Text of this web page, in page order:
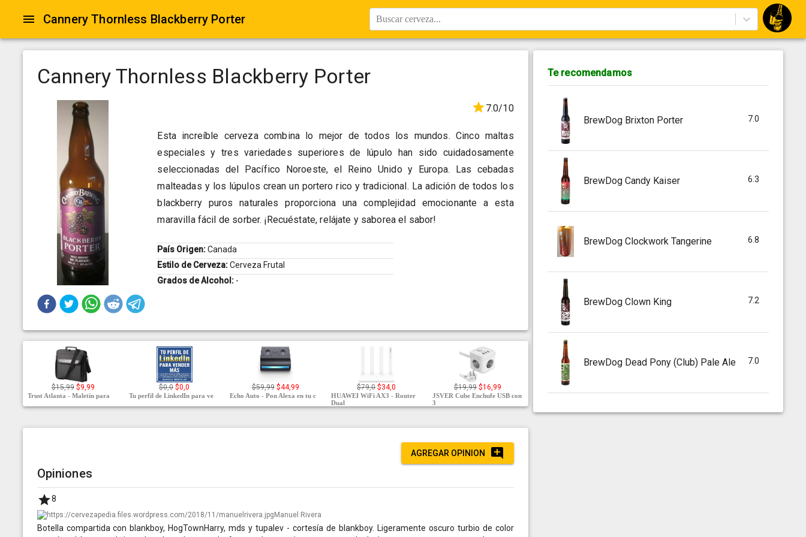
Cannery Thornless Blackberry Porter Buscar cerveza...
Cannery Thornless Blackberry Porter
7.0/10
Esta increíble cerveza combina lo mejor de todos los mundos. Cinco maltas
especiales y tres variedades superiores de lúpulo han sido cuidadosamente
seleccionadas del Pacífico Noroeste, el Reino Unido y Europa. Las cebadas
malteadas y los lúpulos crean un portero rico y tradicional. La adición de todos los
blackberry puros naturales proporciona una complejidad emocionante a esta
maravilla fácil de sorber. ¡Recuéstate, relájate y saborea el sabor!
País Origen:Canada
Estilo de Cerveza:Cerveza Frutal
Grados de Alcohol: -
$15,99 $9,99
Trust Atlanta - Maletín para
$0,0 $0,0
Tu perfil de LinkedIn para ve
$59,99 $44,99
Echo Auto - Pon Alexa en tu c
$79,0 $34,0
HUAWEI WiFi AX3 - Router
Dual
$19,99 $16,99
JSVER Cube Enchufe USB con
3
AGREGAR OPINION
Opiniones
8
Manuel Rivera
Botella compartida con blankboy, HogTownHarry, mds y tupalev - cortesía de blankboy. Ligeramente oscuro turbio de color
Te recomendamos
BrewDog Brixton Porter 7.0
BrewDog Candy Kaiser 6.3
BrewDog Clockwork Tangerine 6.8
BrewDog Clown King 7.2
BrewDog Dead Pony (Club) Pale Ale 7.0